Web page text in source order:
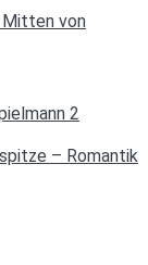
Mitten von
– Romantik